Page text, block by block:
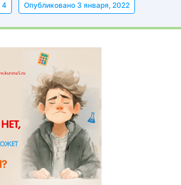
4 Опубликовано 3 января, 2022